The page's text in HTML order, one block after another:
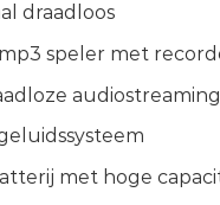
draadloos
speler met
met hoge